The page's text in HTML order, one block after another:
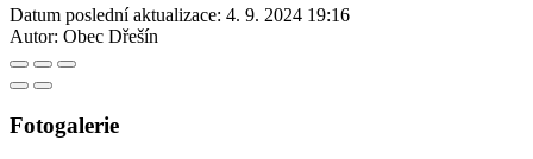
Datum poslední aktualizace: 4. 9. 2024 19:16
Autor: Obec Dřešín
Fotogalerie